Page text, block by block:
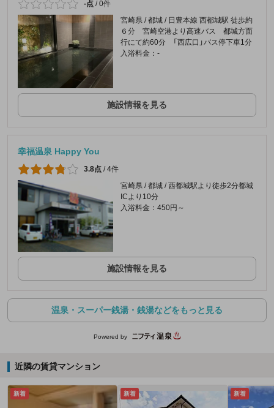
-点 /0件
宮崎県 / 都城 / 日豊本線 西都城駅 徒歩約
６分 宮崎空港より高速バス 都城方面
行にて約60分 「西広口」バス停下車1分
入浴料金：-
施設情報を見る
幸福温泉 Happy You
3.8点 /4件
宮崎県 / 都城 / 西都城駅より徒歩2分都城
ICより10分
入浴料金：450円～
施設情報を見る
温泉・スーパー銭湯・銭湯などをもっと見る
Powered by
近隣の賃貸マンション
新着 新着 新着